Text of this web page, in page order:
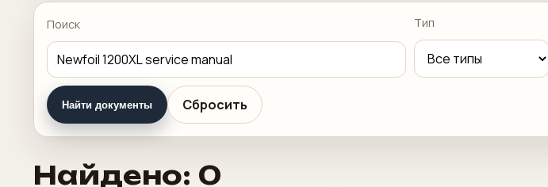
Поиск Тип
Найти документы Сбросить
Найдено: 0